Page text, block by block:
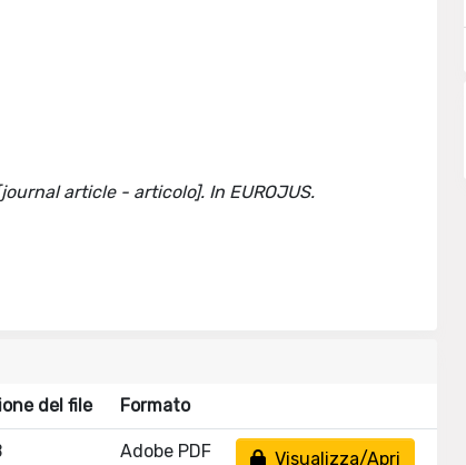
article - articolo]. In EUROJUS.
del file Formato
Adobe PDF Visualizza/Apri